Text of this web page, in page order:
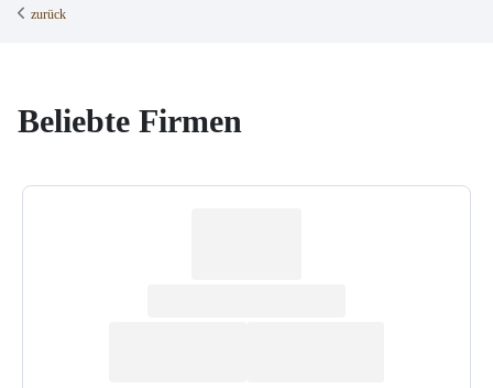
zurück
Beliebte Firmen